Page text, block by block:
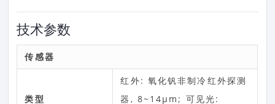
技术参数
传感器
类型
红外: 氧化钒非制冷红外探测
器, 8~14μm; 可见光: